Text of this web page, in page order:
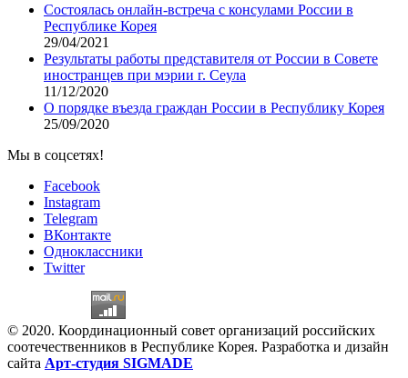
Состоялась онлайн-встреча с консулами России в
Республике Корея
29/04/2021
Результаты работы представителя от России в Совете
иностранцев при мэрии г. Сеула
11/12/2020
О порядке въезда граждан России в Республику Корея
25/09/2020
Мы в соцсетях!
Facebook
Instagram
Telegram
ВКонтакте
Одноклассники
Twitter
© 2020. Координационный совет организаций российских
соотечественников в Республике Корея. Разработка и дизайн
сайта Арт-студия SIGMADE